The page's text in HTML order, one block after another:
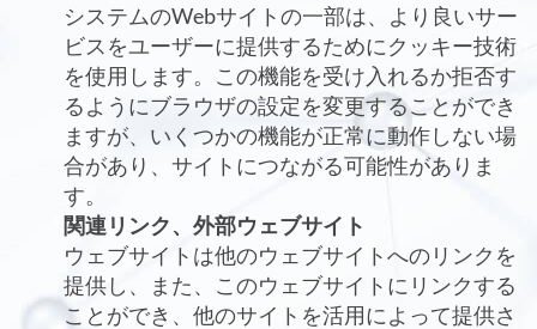
システムのWebサイトの一部は、より良いサー
ビスをユーザーに提供するためにクッキー技術
を使用します。この機能を受け入れるか拒否す
るようにブラウザの設定を変更することができ
ますが、いくつかの機能が正常に動作しない場
合があり、サイトにつながる可能性がありま
す。
関連リンク、外部ウェブサイト
ウェブサイトは他のウェブサイトへのリンクを
提供し、また、このウェブサイトにリンクする
ことができ、他のサイトを活用によって提供さ